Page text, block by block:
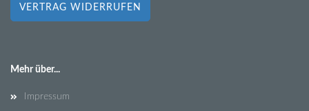
VERTRAG WIDERRUFEN
Mehr über...
Impressum